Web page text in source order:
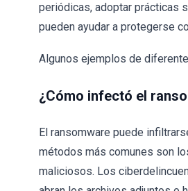
periódicas, adoptar prácticas
pueden ayudar a protegerse
Algunos ejemplos de
¿Cómo infectó el
El ransomware puede
métodos más comunes son
maliciosos. Los